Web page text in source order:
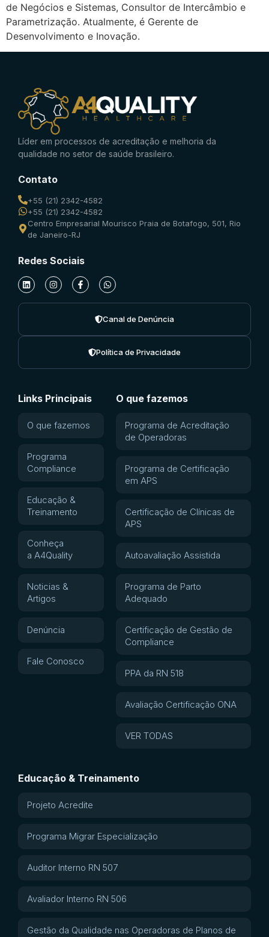
de Negócios e Sistemas, Consultor de Intercâmbio e
Parametrização. Atualmente, é Gerente de
Desenvolvimento e Inovação.
Líder em processos de acreditação e melhoria da
qualidade no setor de saúde brasileiro.
Contato
+55 (21) 2342-4582
+55 (21) 2342-4582
Centro Empresarial Mourisco Praia de Botafogo, 501, Rio
de Janeiro-RJ
Redes Sociais
Canal de Denúncia
Política de Privacidade
Links Principais
O que fazemos
Programa
Compliance
Educação &
Treinamento
Conheça
a A4Quality
Noticias &
Artigos
Denúncia
Fale Conosco
O que fazemos
Programa de Acreditação
de Operadoras
Programa de Certificação
em APS
Certificação de Clínicas de
APS
Autoavaliação Assistida
Programa de Parto
Adequado
Certificação de Gestão de
Compliance
PPA da RN 518
Avaliação Certificação ONA
VER TODAS
Educação & Treinamento
Projeto Acredite
Programa Migrar Especialização
Auditor Interno RN 507
Avaliador Interno RN 506
Gestão da Qualidade nas Operadoras de Planos de